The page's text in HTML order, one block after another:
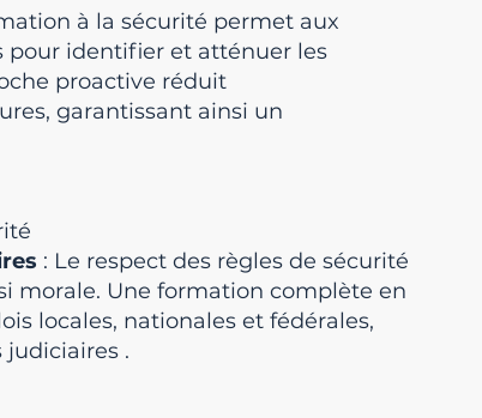
à la sécurité permet aux
pour identifier et atténuer les
proactive réduit
garantissant ainsi un
: Le respect des règles de sécurité
morale. Une formation complète en
locales, nationales et fédérales,
judiciaires .